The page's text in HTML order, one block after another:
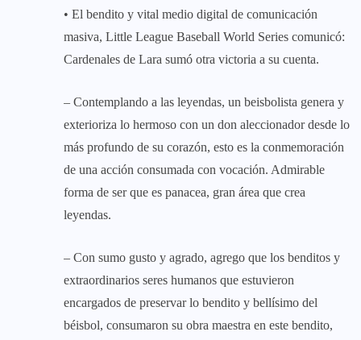
• El bendito y vital medio digital de comunicación
masiva, Little League Baseball World Series comunicó:
Cardenales de Lara sumó otra victoria a su cuenta.
– Contemplando a las leyendas, un beisbolista genera y
exterioriza lo hermoso con un don aleccionador desde lo
más profundo de su corazón, esto es la conmemoración
de una acción consumada con vocación. Admirable
forma de ser que es panacea, gran área que crea
leyendas.
– Con sumo gusto y agrado, agrego que los benditos y
extraordinarios seres humanos que estuvieron
encargados de preservar lo bendito y bellísimo del
béisbol, consumaron su obra maestra en este bendito,